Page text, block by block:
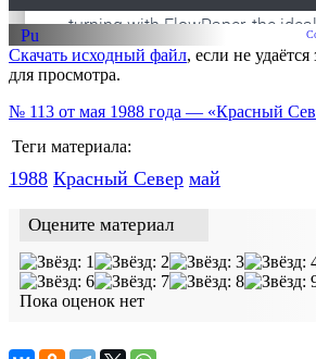
Скачать исходный файл, если не
для просмотра.
№ 113 от мая 1988 года — «Красный
Теги материала:
1988 Красный Cевер май
Оцените материал
Пока оценок нет